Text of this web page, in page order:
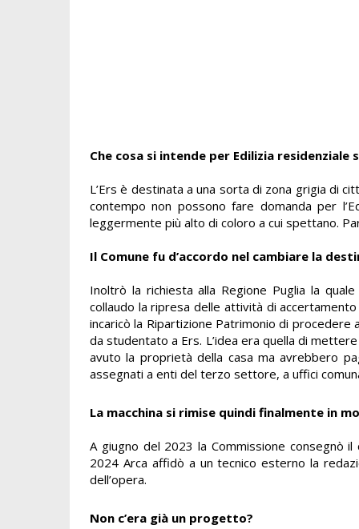
Che cosa si intende per Edilizia residenziale
L’Ers è destinata a una sorta di zona grigia di
contempo non possono fare domanda per
leggermente più alto di coloro a cui spettano.
Il Comune fu d’accordo nel cambiare la
Inoltrò la richiesta alla Regione Puglia la
collaudo la ripresa delle attività di
incaricò la Ripartizione Patrimonio di
da studentato a Ers. L’idea era quella di
avuto la proprietà della casa ma avrebbero
assegnati a enti del terzo settore, a uffici
La macchina si rimise quindi finalmente in
A giugno del 2023 la Commissione consegnò
2024 Arca affidò a un tecnico esterno la
dell’opera.
Non c’era già un progetto?